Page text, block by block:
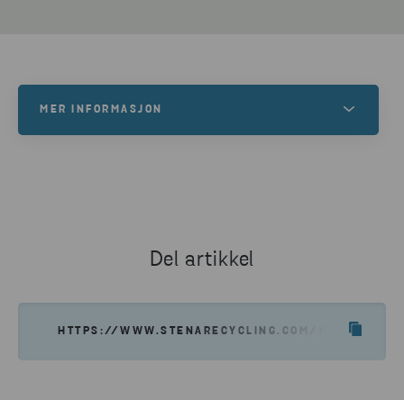
MER INFORMASJON
Del artikkel
HTTPS://WWW.STENARECYCLING.COM/NO/